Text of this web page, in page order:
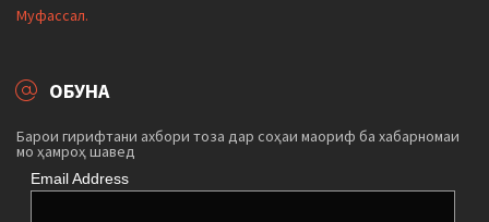
Муфассал.
ОБУНА
Барои гирифтани ахбори тоза дар соҳаи маориф ба хабарномаи
мо ҳамроҳ шавед
Email Address